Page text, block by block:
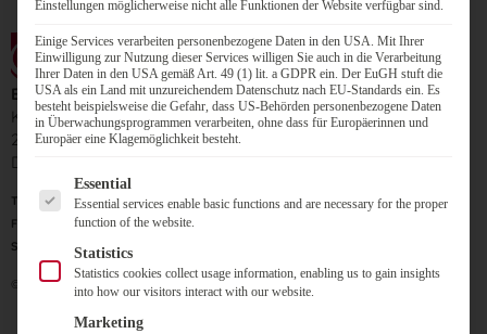
Electric Paper Informationssysteme GmbH
Konrad-Zuse-Allee 15
21337 Lüneburg
Deutschland
Telefon:
+49 4131 96916 0
Fax:
+49 4131 96916 60
Support-Hotline:
+49 4131 96916 50
© 2023 – Electric Paper Wahlsysteme
Impressum
Einstellungen möglicherweise nicht alle Funktionen der Website verfügbar sind.
Einige Services verarbeiten personenbezogene Daten in den USA. Mit Ihrer
Einwilligung zur Nutzung dieser Services willigen Sie auch in die Verarbeitung
Ihrer Daten in den USA gemäß Art. 49 (1) lit. a GDPR ein. Der EuGH stuft die
USA als ein Land mit unzureichendem Datenschutz nach EU-Standards ein. Es
besteht beispielsweise die Gefahr, dass US-Behörden personenbezogene Daten
in Überwachungsprogrammen verarbeiten, ohne dass für Europäerinnen und
Europäer eine Klagemöglichkeit besteht.
Es folgt eine Liste der Service-Gruppen, für die eine
Essential
Essential services enable basic functions and are necessary for the proper
function of the website.
Statistics
Statistics cookies collect usage information, enabling us to gain insights
into how our visitors interact with our website.
Marketing